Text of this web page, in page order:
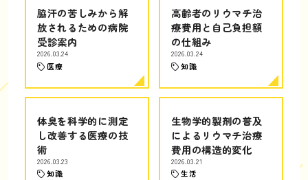
脇汗の苦しみから解
放されるための病院
受診案内
2026.03.24
医療
高齢者のリウマチ治
療費用と自己負担額
の仕組み
2026.03.24
知識
体臭を科学的に測定
し改善する医療の技
術
2026.03.23
知識
生物学的製剤の普及
によるリウマチ治療
費用の構造的変化
2026.03.21
生活